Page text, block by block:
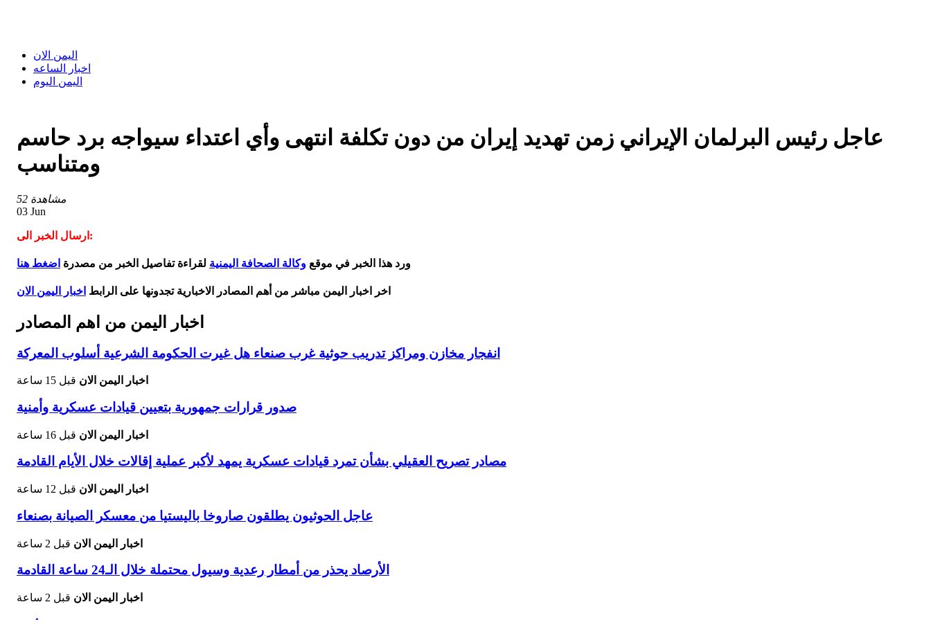
اليمن الان
اخبار الساعه
اليمن اليوم
عاجل رئيس البرلمان الإيراني زمن تهديد إيران من دون تكلفة انتهى وأي اعتداء سيواجه برد حاسم
ومتناسب
52 مشاهدة
03 Jun
ارسال الخبر الى:
ورد هذا الخبر في موقع وكالة الصحافة اليمنية لقراءة تفاصيل الخبر من مصدرة اضغط هنا
اخر اخبار اليمن مباشر من أهم المصادر الاخبارية تجدونها على الرابط اخبار اليمن الان
اخبار اليمن من اهم المصادر
انفجار مخازن ومراكز تدريب حوثية غرب صنعاء هل غيرت الحكومة الشرعية أسلوب المعركة
اخبار اليمن الان قبل 15 ساعة
صدور قرارات جمهورية بتعيين قيادات عسكرية وأمنية
اخبار اليمن الان قبل 16 ساعة
مصادر تصريح العقيلي بشأن تمرد قيادات عسكرية يمهد لأكبر عملية إقالات خلال الأيام القادمة
اخبار اليمن الان قبل 12 ساعة
عاجل الحوثيون يطلقون صاروخا باليستيا من معسكر الصيانة بصنعاء
اخبار اليمن الان قبل 2 ساعة
الأرصاد يحذر من أمطار رعدية وسيول محتملة خلال الـ24 ساعة القادمة
اخبار اليمن الان قبل 2 ساعة